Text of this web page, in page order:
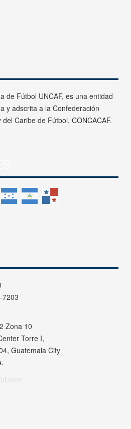
de Fútbol UNCAF, es una entidad
y adscrita a la Confederación
Caribe de Fútbol, CONCACAF.
7203
Zona 10
Torre I,
Guatemala City